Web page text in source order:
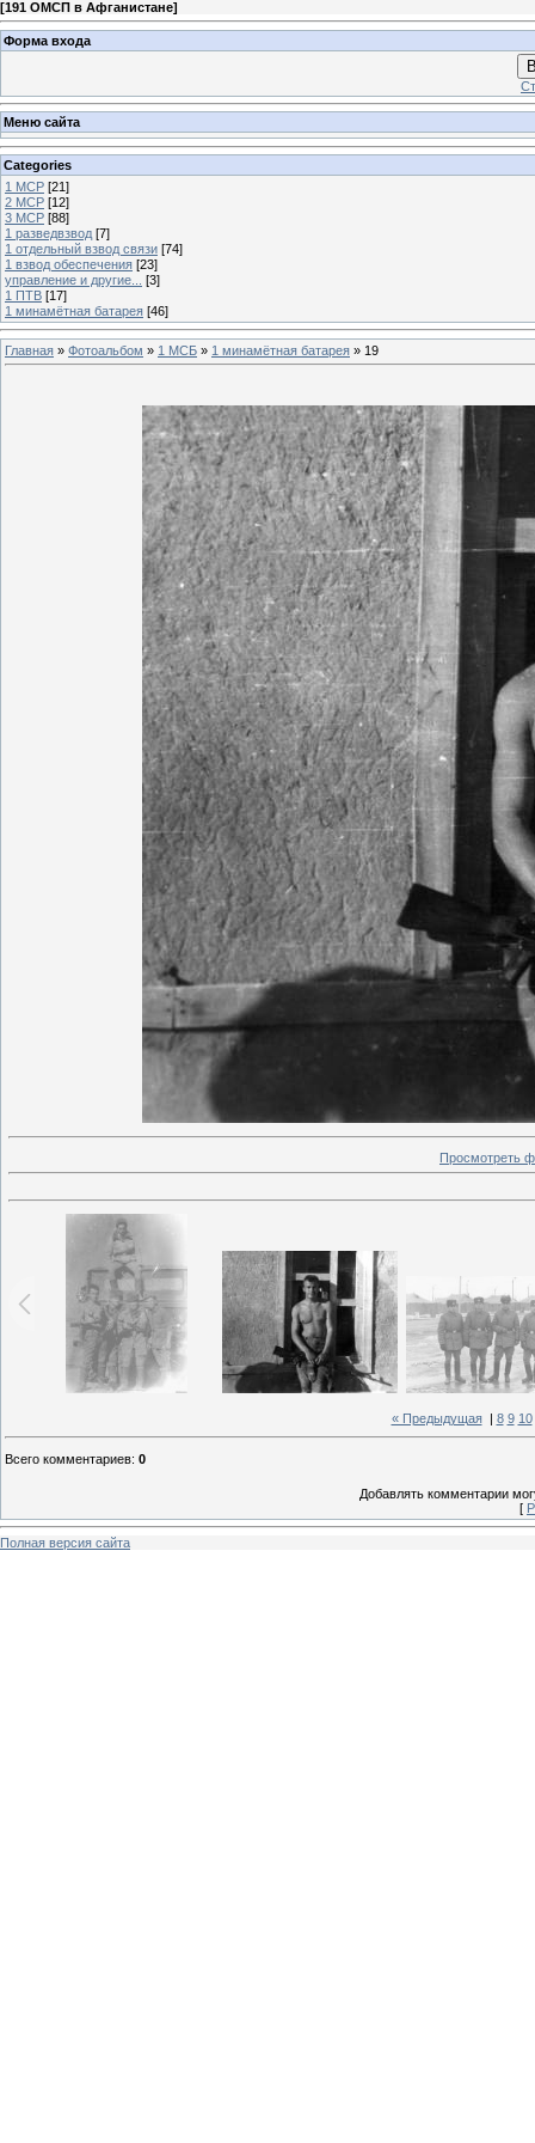
[191 ОМСП в Афганистане]
Форма входа
Меню сайта
Categories
1 МСР [21]
2 МСР [12]
3 МСР [88]
1 разведвзвод [7]
1 отдельный взвод связи [74]
1 взвод обеспечения [23]
управление и другие...
[3]
1 ПТВ [17]
1 минамётная батарея [46]
Главная » Фотоальбом » 1 МСБ » 1 минамётная батарея » 19
Просмотреть
« Предыдущая| 8 9 10
Всего комментариев: 0
Добавлять комментарии
[
Полная версия сайта